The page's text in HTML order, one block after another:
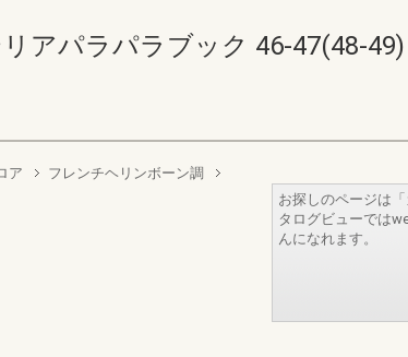
アパラパラブック 46-47(48-49)
ア フレンチヘリンボーン調
お探しのページは
タログビューでは
んになれます。